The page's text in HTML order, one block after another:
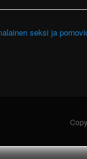
seksi ja